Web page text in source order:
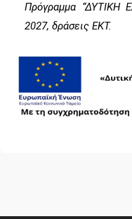
Πρόγραμμα “ΔΥΤΙΚΗ
2027, δράσεις ΕΚΤ.